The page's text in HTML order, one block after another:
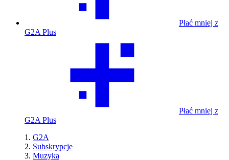
Płać mniej z
G2A Plus
Płać mniej z
G2A Plus
G2A
Subskrypcje
Muzyka